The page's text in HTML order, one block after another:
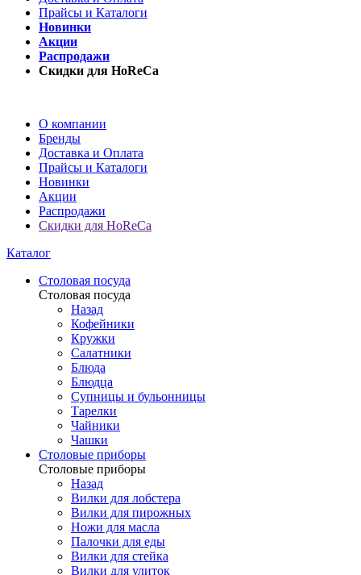
Прайсы и Каталоги
Новинки
Акции
Распродажи
Скидки для HoReCa
О компании
Бренды
Доставка и Оплата
Прайсы и Каталоги
Новинки
Акции
Распродажи
Скидки для HoReCa
Каталог
Столовая посуда
Столовая посуда
Назад
Кофейники
Кружки
Салатники
Блюда
Блюдца
Супницы и бульонницы
Тарелки
Чайники
Чашки
Cтоловые приборы
Cтоловые приборы
Назад
Вилки для лобстера
Вилки для пирожных
Ножи для масла
Палочки для еды
Вилки для стейка
Вилки для улиток